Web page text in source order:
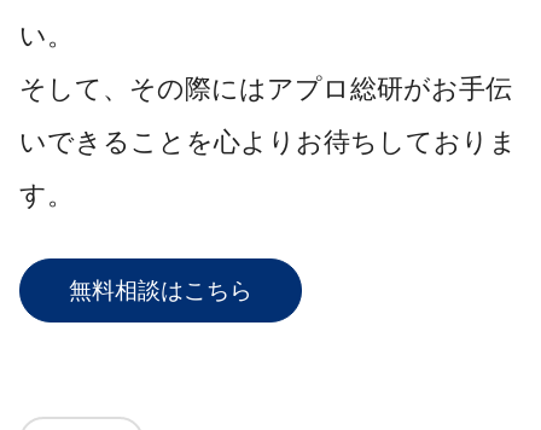
い。
そして、その際にはアプロ総研がお手伝
いできることを心よりお待ちしておりま
す。
無料相談はこちら